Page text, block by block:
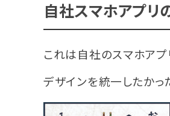
自社スマホアプリ
これは自社のスマホアプ
デザインを統一したかっ